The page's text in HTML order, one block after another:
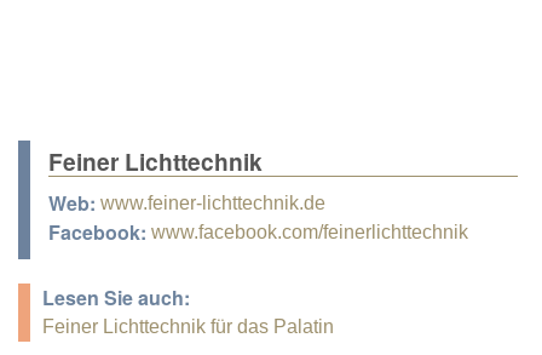
Feiner Lichttechnik
Web: www.feiner-lichttechnik.de
Facebook: www.facebook.com/feinerlichttechnik
Lesen Sie auch:
Feiner Lichttechnik für das Palatin